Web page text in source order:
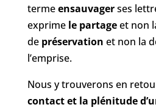
termeensauvagerses
exprime le partageet non
de préservation et non la
l’emprise.
Nous y trouverons en
contact et la plénitude